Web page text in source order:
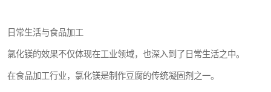
日常生活与食品加工
氯化镁的效果不仅体现在工业领域，也深入到了日常生活之中。
在食品加工行业，氯化镁是制作豆腐的传统凝固剂之一。